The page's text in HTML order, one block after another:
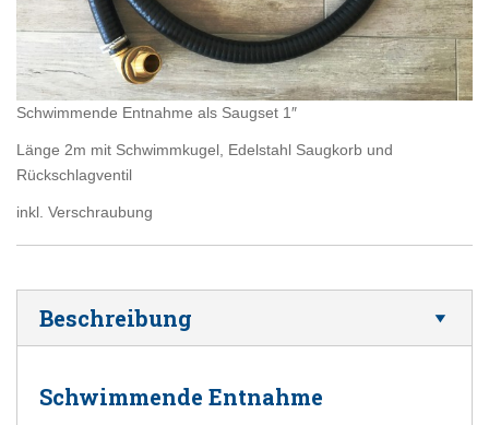
Schwimmende Entnahme als Saugset 1″
Länge 2m mit Schwimmkugel, Edelstahl Saugkorb und
Rückschlagventil
inkl. Verschraubung
Beschreibung
Schwimmende Entnahme